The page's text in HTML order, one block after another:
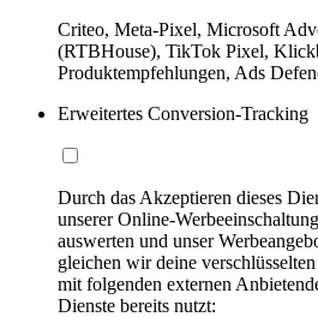
Criteo, Meta-Pixel, Microsoft
(RTBHouse), TikTok Pixel,
Produktempfehlungen, Ads
Erweitertes Conversion-Tracking
Durch das Akzeptieren dieses
unserer Online-
auswerten und unser
gleichen wir deine
mit folgenden externen
Dienste bereits nutzt: